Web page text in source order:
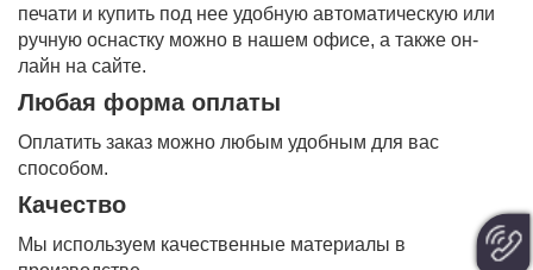
печати и купить под нее удобную автоматическую или
ручную оснастку можно в нашем офисе, а также он-
лайн на сайте.
Любая форма оплаты
Оплатить заказ можно любым удобным для вас
способом.
Качество
Мы используем качественные материалы в